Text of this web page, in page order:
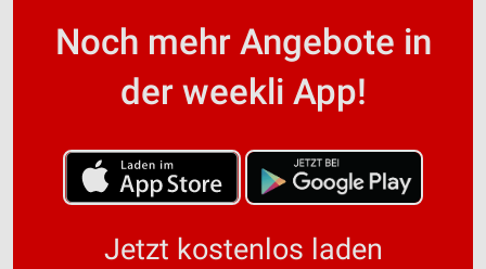
Noch mehr Angebote in
der weekli App!
Jetzt kostenlos laden